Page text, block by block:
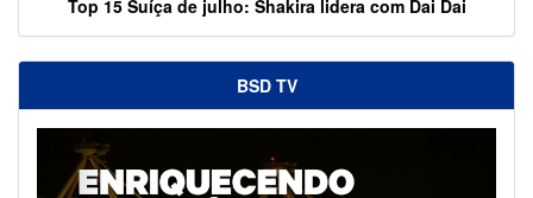
Top 15 Suíça de julho: Shakira lidera com Dai Dai
BSD TV